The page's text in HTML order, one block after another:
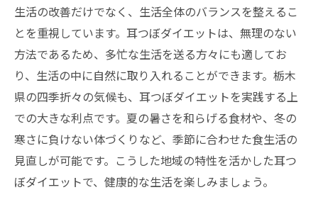
生活の改善だけでなく、生活全体のバランスを整えるこ
とを重視しています。耳つぼダイエットは、無理のない
方法であるため、多忙な生活を送る方々にも適してお
り、生活の中に自然に取り入れることができます。栃木
県の四季折々の気候も、耳つぼダイエットを実践する上
での大きな利点です。夏の暑さを和らげる食材や、冬の
寒さに負けない体づくりなど、季節に合わせた食生活の
見直しが可能です。こうした地域の特性を活かした耳つ
ぼダイエットで、健康的な生活を楽しみましょう。